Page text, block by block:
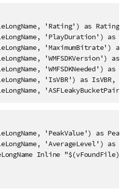
'Rating') as Rating,
'PlayDuration') as
'MaximumBitrate') as
'WMFSDKVersion') as
'WMFSDKNeeded') as
'IsVBR') as IsVBR,
'ASFLeakyBucketPairs')
'PeakValue') as
'AverageLevel') as
Inline